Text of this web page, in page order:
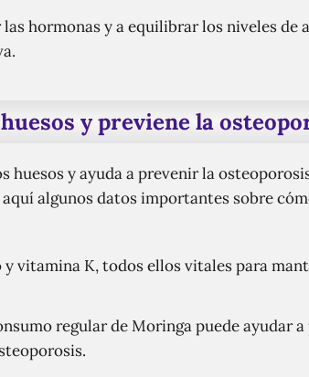
hormonas y a equilibrar los niveles de
y previene la
huesos y ayuda a prevenir la
algunos datos importantes sobre
vitamina K, todos ellos vitales para
regular de Moringa puede ayudar